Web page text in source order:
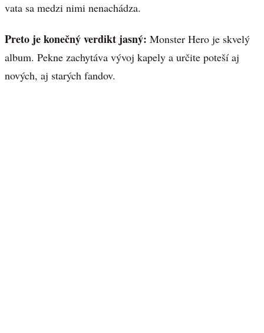
vata sa medzi nimi nenachádza.
Preto je konečný verdikt jasný: Monster Hero je skvelý
album. Pekne zachytáva vývoj kapely a určite poteší aj
nových, aj starých fandov.